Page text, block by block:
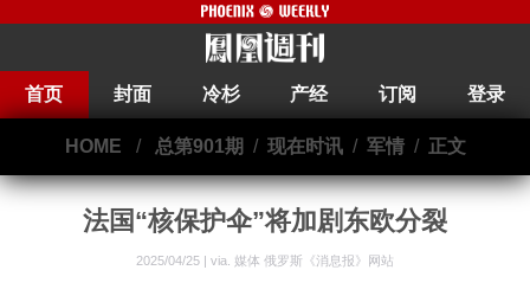
首页 封面 冷杉 产经 订阅 登录
HOME / 总第901期 / 现在时讯/ 军情/ 正文
法国“核保护伞”将加剧东欧分裂
2025/04/25 | via. 媒体 俄罗斯《消息报》网站